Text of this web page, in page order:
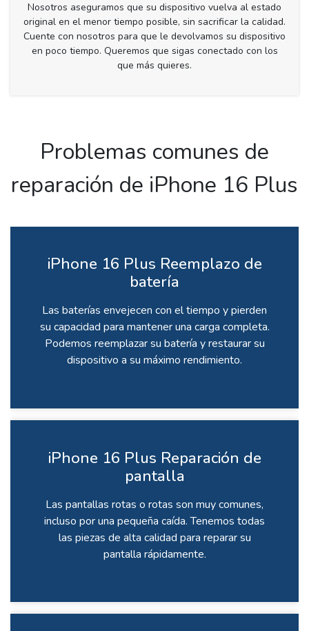
Nosotros aseguramos que su dispositivo vuelva al estado
original en el menor tiempo posible, sin sacrificar la calidad.
Cuente con nosotros para que le devolvamos su dispositivo
en poco tiempo. Queremos que sigas conectado con los
que más quieres.
Problemas comunes de
reparación de iPhone 16 Plus
iPhone 16 Plus Reemplazo de
batería
Las baterías envejecen con el tiempo y pierden
su capacidad para mantener una carga completa.
Podemos reemplazar su batería y restaurar su
dispositivo a su máximo rendimiento.
iPhone 16 Plus Reparación de
pantalla
Las pantallas rotas o rotas son muy comunes,
incluso por una pequeña caída. Tenemos todas
las piezas de alta calidad para reparar su
pantalla rápidamente.